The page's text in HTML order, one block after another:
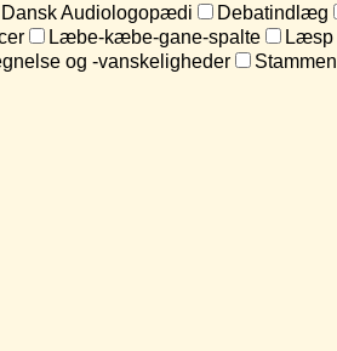
Dansk Audiologopædi Debatindlæg
Læbe-kæbe-gane-spalte Læsp
og -vanskeligheder Stammen